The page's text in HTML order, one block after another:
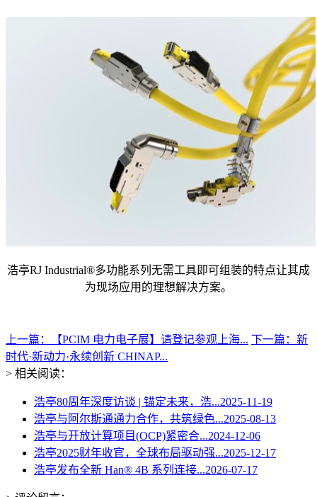
浩亭RJ Industrial®多功能系列无需工具即可组装的特点让其成
为现场应用的理想解决方案。
上一篇：【PCIM 电力电子展】请登记参观上海... 下一篇：新
时代·新动力·永续创新 CHINAP...
> 相关阅读：
浩亭80周年深度访谈 | 锚定未来，浩...2025-11-19
浩亭与阿尔斯通通力合作，共筑绿色...2025-08-13
浩亭与开放计算项目(OCP)紧密合...2024-12-06
浩亭2025财年收官，全球布局驱动强...2025-12-17
浩亭发布全新 Han® 4B 系列连接...2026-07-17